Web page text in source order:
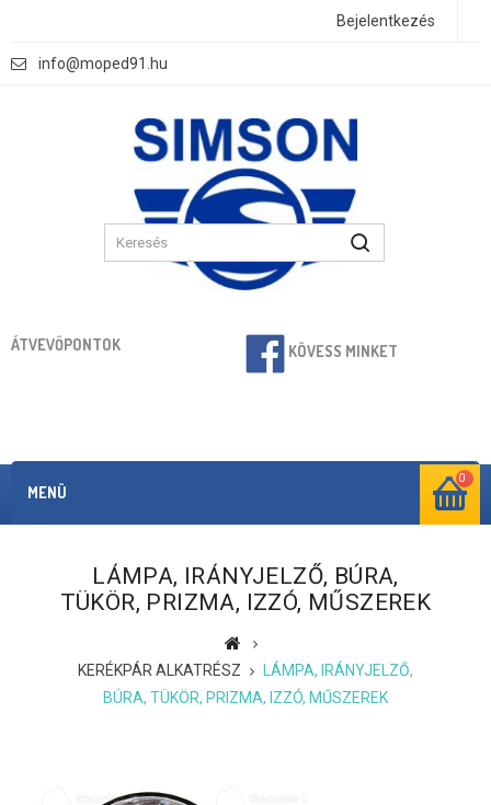
Bejelentkezés
info@moped91.hu
0
ÁTVEVŐPONTOK KÖVESS MINKET
MENÜ
LÁMPA, IRÁNYJELZŐ, BÚRA,
TÜKÖR, PRIZMA, IZZÓ, MŰSZEREK
KERÉKPÁR ALKATRÉSZ
LÁMPA, IRÁNYJELZŐ,
BÚRA, TÜKÖR, PRIZMA, IZZÓ, MŰSZEREK